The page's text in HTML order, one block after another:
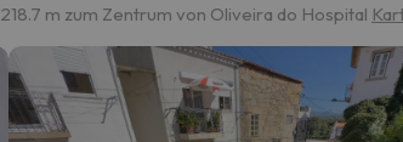
218.7 m zum Zentrum von Oliveira do Hospital